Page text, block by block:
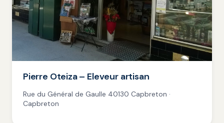
Pierre Oteiza – Eleveur artisan
Rue du Général de Gaulle 40130 Capbreton ·
Capbreton